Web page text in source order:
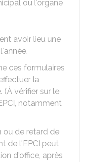
ou l'organe
avoir lieu une
ces formulaires
la
vérifier sur le
notamment
ou de retard de
de l'EPCI peut
d'office, après